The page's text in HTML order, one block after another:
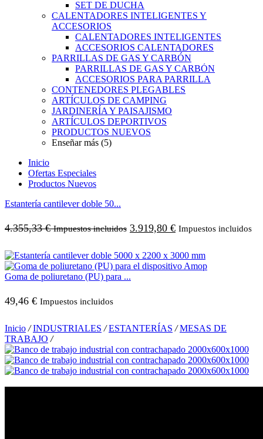
SET DE DUCHA
CALENTADORES INTELIGENTES Y
ACCESORIOS
CALENTADORES INTELIGENTES
ACCESORIOS CALENTADORES
PARRILLAS DE GAS Y CARBÓN
PARRILLAS DE GAS Y CARBÓN
ACCESORIOS PARA PARRILLA
CONTENEDORES PLEGABLES
ARTÍCULOS DE CAMPING
JARDINERÍA Y PAISAJISMO
ARTÍCULOS DEPORTIVOS
PRODUCTOS NUEVOS
Enseñar más (5)
Inicio
Ofertas Especiales
Productos Nuevos
Estantería cantilever doble 50...
4.355,33€ Impuestos incluidos 3.919,80 € Impuestos incluidos
Goma de poliuretano (PU) para ...
49,46 € Impuestos incluidos
Inicio / INDUSTRIALES / ESTANTERÍAS / MESAS DE
TRABAJO /